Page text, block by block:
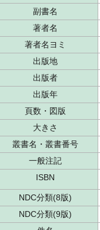
副書名
著者名
著者名ヨミ
出版地
出版者
出版年
頁数・図版
大きさ
叢書名・叢書番号
一般注記
ISBN
NDC分類(8版)
NDC分類(9版)